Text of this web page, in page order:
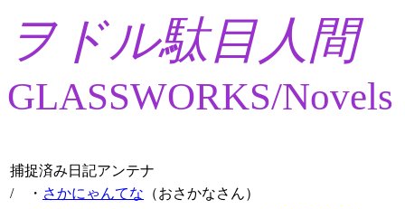
ヲドル駄目人間
GLASSWORKS/Novels
捕捉済み日記アンテナ
/ ・ さかにゃんてな （おさかなさん）